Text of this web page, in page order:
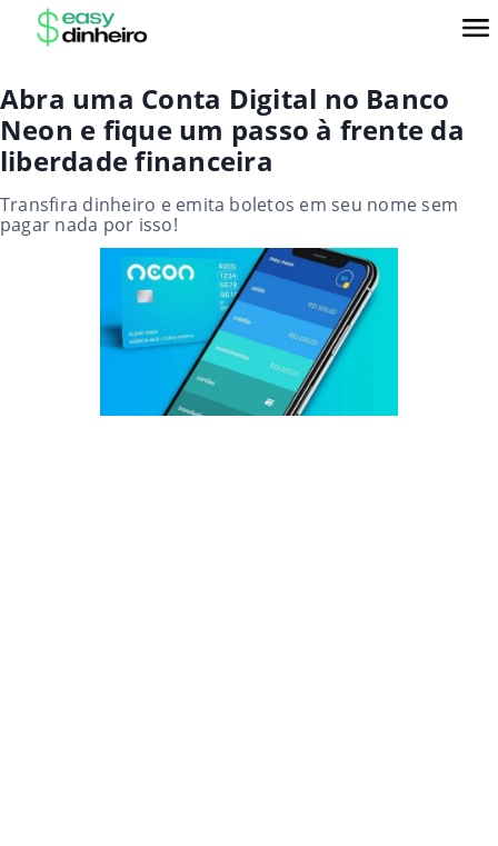
Abra uma Conta Digital no Banco
Neon e fique um passo à frente da
liberdade financeira
Transfira dinheiro e emita boletos em seu nome sem
pagar nada por isso!